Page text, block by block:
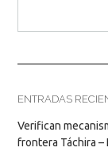
ENTRADAS
Verifican
frontera Táchira –